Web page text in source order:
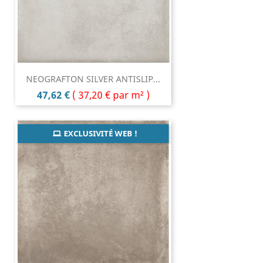
NEOGRAFTON SILVER ANTISLIP...
Prix
47,62 € ( 37,20 € par m² )
EXCLUSIVITÉ WEB !